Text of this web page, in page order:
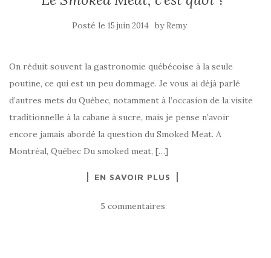
Posté le 15 juin 2014 by Remy
On réduit souvent la gastronomie québécoise à la seule
poutine, ce qui est un peu dommage. Je vous ai déjà parlé
d’autres mets du Québec, notamment à l’occasion de la visite
traditionnelle à la cabane à sucre, mais je pense n’avoir
encore jamais abordé la question du Smoked Meat. A
Montréal, Québec Du smoked meat, […]
EN SAVOIR PLUS
5 commentaires